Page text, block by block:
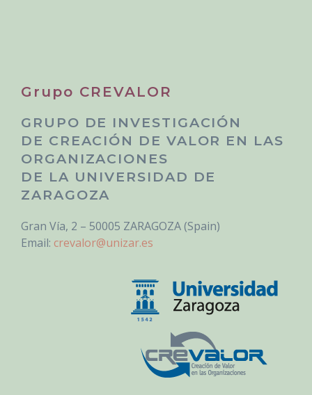
Grupo CREVALOR
GRUPO DE INVESTIGACIÓN
DE CREACIÓN DE VALOR EN LAS
ORGANIZACIONES
DE LA UNIVERSIDAD DE
ZARAGOZA
Gran Vía, 2 – 50005 ZARAGOZA (Spain)
Email: crevalor@unizar.es